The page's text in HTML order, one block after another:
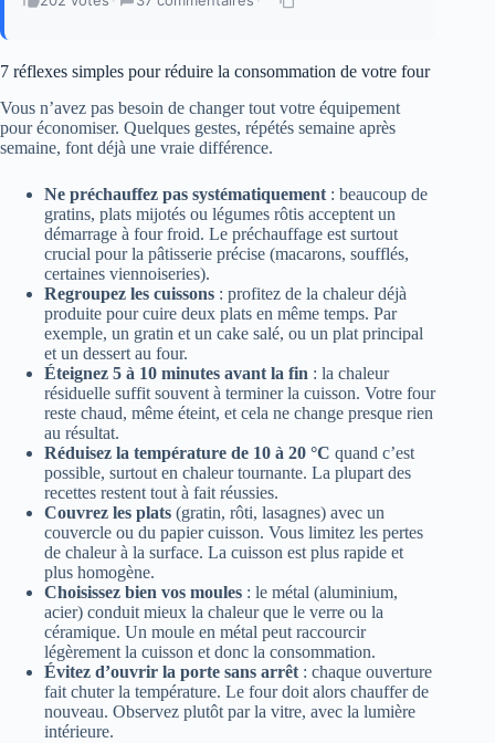
7 réflexes simples pour réduire la consommation de votre four
Vous n’avez pas besoin de changer tout votre équipement
pour économiser. Quelques gestes, répétés semaine après
semaine, font déjà une vraie différence.
Ne préchauffez pas systématiquement : beaucoup de
gratins, plats mijotés ou légumes rôtis acceptent un
démarrage à four froid. Le préchauffage est surtout
crucial pour la pâtisserie précise (macarons, soufflés,
certaines viennoiseries).
Regroupez les cuissons : profitez de la chaleur déjà
produite pour cuire deux plats en même temps. Par
exemple, un gratin et un cake salé, ou un plat principal
et un dessert au four.
Éteignez 5 à 10 minutes avant la fin : la chaleur
résiduelle suffit souvent à terminer la cuisson. Votre four
reste chaud, même éteint, et cela ne change presque rien
au résultat.
Réduisez la température de 10 à 20 °C quand c’est
possible, surtout en chaleur tournante. La plupart des
recettes restent tout à fait réussies.
Couvrez les plats (gratin, rôti, lasagnes) avec un
couvercle ou du papier cuisson. Vous limitez les pertes
de chaleur à la surface. La cuisson est plus rapide et
plus homogène.
Choisissez bien vos moules : le métal (aluminium,
acier) conduit mieux la chaleur que le verre ou la
céramique. Un moule en métal peut raccourcir
légèrement la cuisson et donc la consommation.
Évitez d’ouvrir la porte sans arrêt : chaque ouverture
fait chuter la température. Le four doit alors chauffer de
nouveau. Observez plutôt par la vitre, avec la lumière
intérieure.